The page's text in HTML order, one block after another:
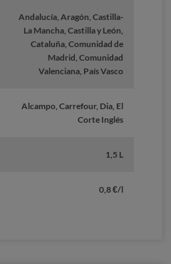
Andalucía, Aragón, Castilla-
La Mancha, Castilla y León,
Cataluña, Comunidad de
Madrid, Comunidad
Valenciana, País Vasco
Alcampo, Carrefour, Dia, El
Corte Inglés
1,5 L
0,8 €/l